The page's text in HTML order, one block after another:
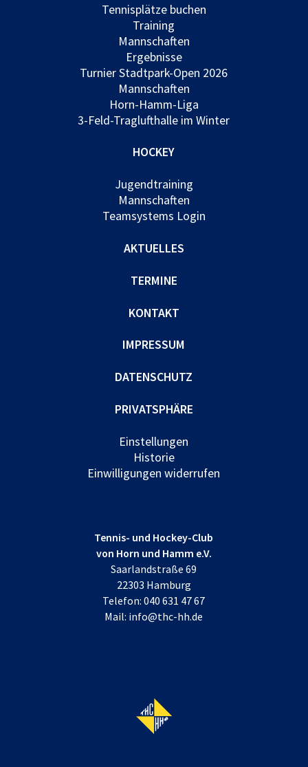
Tennisplätze buchen
Training
Mannschaften
Ergebnisse
Turnier Stadtpark-Open 2026
Mannschaften
Horn-Hamm-Liga
3-Feld-Traglufthalle im Winter
HOCKEY
Jugendtraining
Mannschaften
Teamsystems Login
AKTUELLES
TERMINE
KONTAKT
IMPRESSUM
DATENSCHUTZ
PRIVATSPHÄRE
Einstellungen
Historie
Einwilligungen widerrufen
Tennis- und Hockey-Club
von Horn und Hamm e.V.
Saarlandstraße 69
22303 Hamburg
Telefon:040 631 47 67
Mail: info@thc-hh.de